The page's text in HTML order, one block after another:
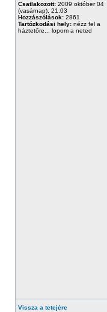
Csatlakozott: 2009 október 04
(vasárnap), 21:03
Hozzászólások: 2861
Tartózkodási hely: nézz fel a
háztetőre... lopom a neted
Vissza a tetejére